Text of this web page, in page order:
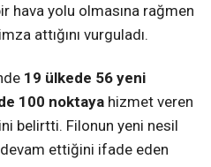
hava yolu olmasına rağmen
attığını vurguladı.
19 ülkede 56 yeni
100 noktaya hizmet veren
belirtti. Filonun yeni nesil
ettiğini ifade eden